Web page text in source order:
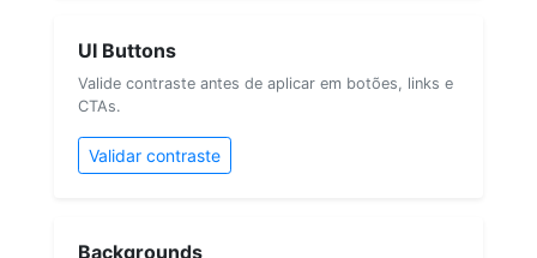
UI Buttons
Valide contraste antes de aplicar em botões, links e
CTAs.
Validar contraste
Backgrounds